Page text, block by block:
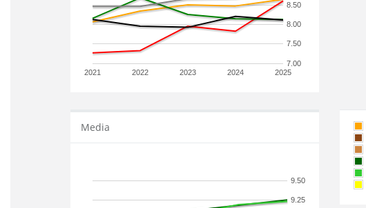
2021 2022 2023 2024 2025
7.00
7.50
8.00
8.50
Media
9.25
9.50